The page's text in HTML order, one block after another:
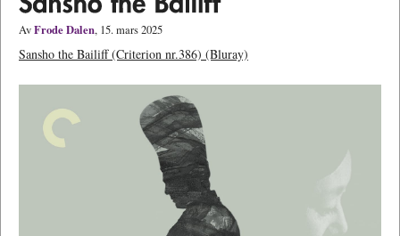
AvFrode Dalen, 15. mars 2025
Sansho the Bailiff (Criterion nr.386) (Bluray)